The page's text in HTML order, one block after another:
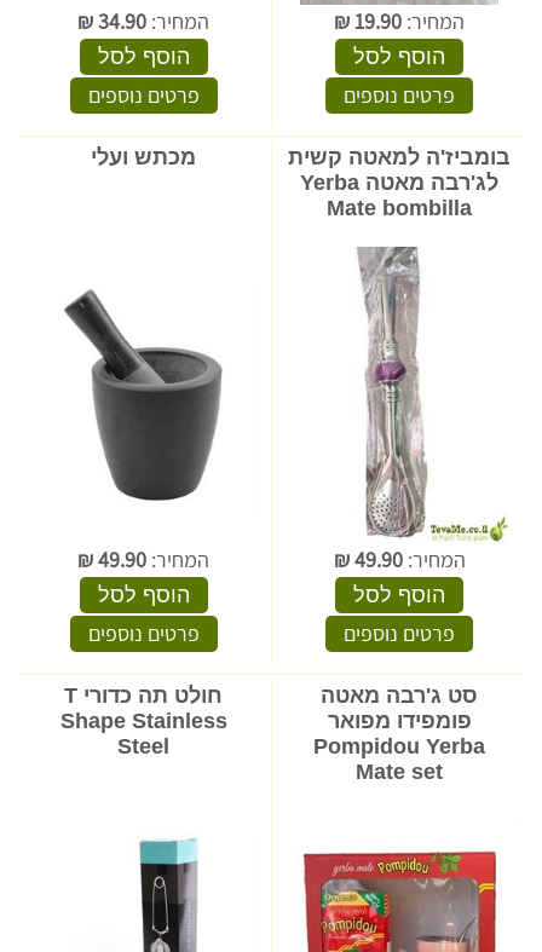
המחיר: 19.90
₪
הוסף לסל
פרטים נוספים
המחיר: 34.90
₪
הוסף לסל
פרטים נוספים
בומביז'ה למאטה קשית
לג'רבה מאטה Yerba
Mate bombilla
המחיר:49.90
₪
הוסף לסל
פרטים נוספים
מכתש ועלי
המחיר: 49.90
₪
הוסף לסל
פרטים נוספים
סט ג'רבה מאטה
פומפידו מפואר
Pompidou Yerba
Mate set
חולט תה כדורי T
Shape Stainless
Steel